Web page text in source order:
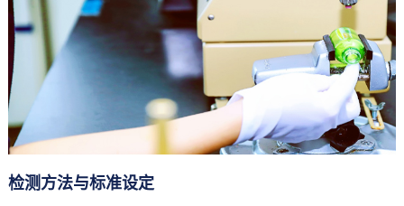
检测方法与标准设定